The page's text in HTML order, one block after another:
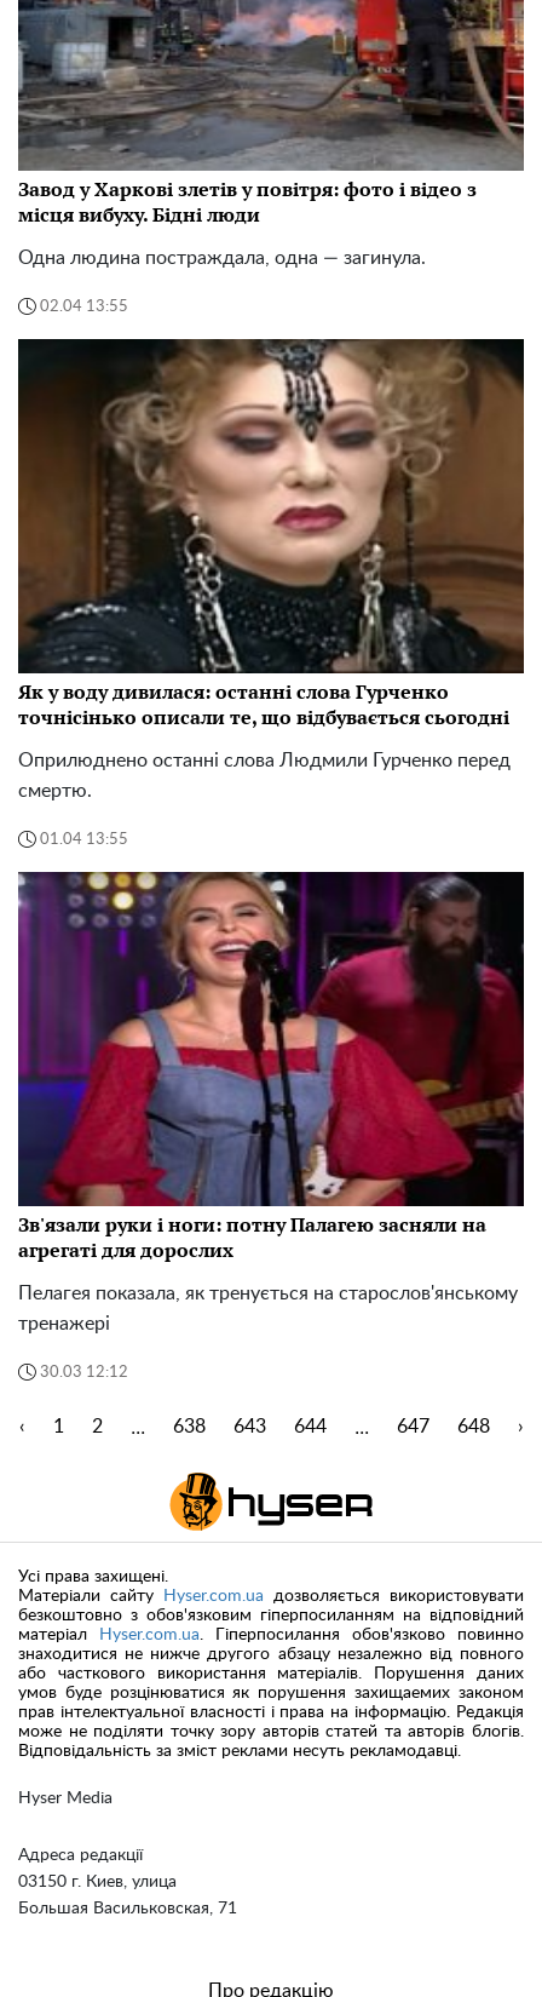
Завод у Харкові злетів у повітря: фото і відео з
місця вибуху. Бідні люди
Одна людина постраждала, одна — загинула.
02.04 13:55
Як у воду дивилася: останні слова Гурченко
точнісінько описали те, що відбувається сьогодні
Оприлюднено останні слова Людмили Гурченко перед
смертю.
01.04 13:55
Зв'язали руки і ноги: потну Палагею засняли на
агрегаті для дорослих
Пелагея показала, як тренується на старослов'янському
тренажері
30.03 12:12
‹ 1 2 ... 638 643 644 ... 647 648 ›
Hyser Media
Адреса редакції
03150 г. Киев, улица
Большая Васильковская, 71
Усі права захищені.
Матеріали сайту
Hyser.com.ua дозволяється використовувати
безкоштовно з обов'язковим гіперпосиланням на відповідний
матеріал
Hyser.com.ua. Гіперпосилання обов'язково повинно
знаходитися не нижче другого абзацу незалежно від повного
або часткового використання матеріалів. Порушення даних
умов буде розцінюватися як порушення захищаемих законом
прав інтелектуальної власності і права на інформацію. Редакція
може не поділяти точку зору авторів статей та авторів блогів.
Відповідальність за зміст реклами несуть рекламодавці.
Про редакцію